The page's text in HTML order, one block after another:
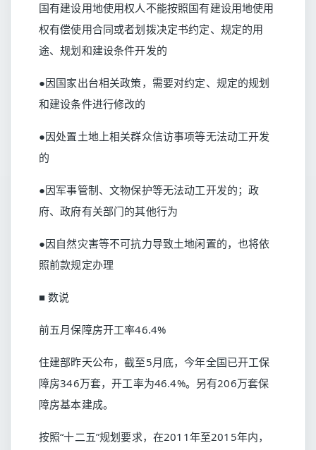
国有建设用地使用权人不能按照国有建设用地使用
权有偿使用合同或者划拨决定书约定、规定的用
途、规划和建设条件开发的
●因国家出台相关政策，需要对约定、规定的规划
和建设条件进行修改的
●因处置土地上相关群众信访事项等无法动工开发
的
●因军事管制、文物保护等无法动工开发的；政
府、政府有关部门的其他行为
●因自然灾害等不可抗力导致土地闲置的，也将依
照前款规定办理
■ 数说
前五月保障房开工率46.4%
住建部昨天公布，截至5月底，今年全国已开工保
障房346万套，开工率为46.4%。另有206万套保
障房基本建成。
按照“十二五”规划要求，在2011年至2015年内，